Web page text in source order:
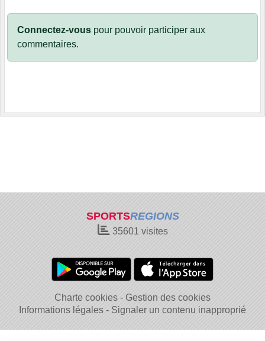
Connectez-vous pour pouvoir participer aux
commentaires.
SPORTSREGIONS
35601 visites
Charte cookies
Gestion des cookies
Informations légales
Signaler un contenu inapproprié